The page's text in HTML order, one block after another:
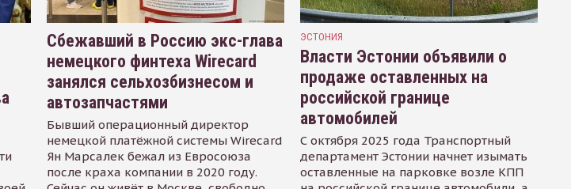
Сбежавший в Россию экс-глава
немецкого финтеха Wirecard
занялся сельхозбизнесом и
автозапчастями
Бывший операционный директор
немецкой платёжной системы Wirecard
Ян Марсалек бежал из Евросоюза
после краха компании в 2020 году.
ЭСТОНИЯ
Власти Эстонии объявили о
продаже оставленных на
российской границе
автомобилей
С октября 2025 года Транспортный
департамент Эстонии начнет изымать
оставленные на парковке возле КПП